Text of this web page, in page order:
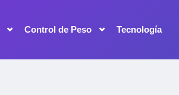
Control de Peso Tecnología